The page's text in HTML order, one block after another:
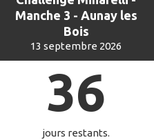
Manche 3 - Aunay les
Bois
13 septembre 2026
36
jours restants.